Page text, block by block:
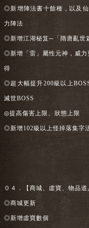
◎新增陣法書十餘種 , 以及
力陣法
◎新增江湖秘笈─「隋唐亂世
◎新增「雷」屬性元神，威力
得
◎超大幅提升200級以上
滅世BOSS
◎提高傷害上限、狀態上限
◎新增102級以上怪掉落集字
０４．【商城、虛寶、物品
◎商城更新
◎新增虛寶數個